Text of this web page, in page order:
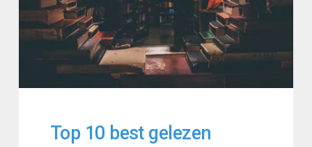
Top 10 best gelezen